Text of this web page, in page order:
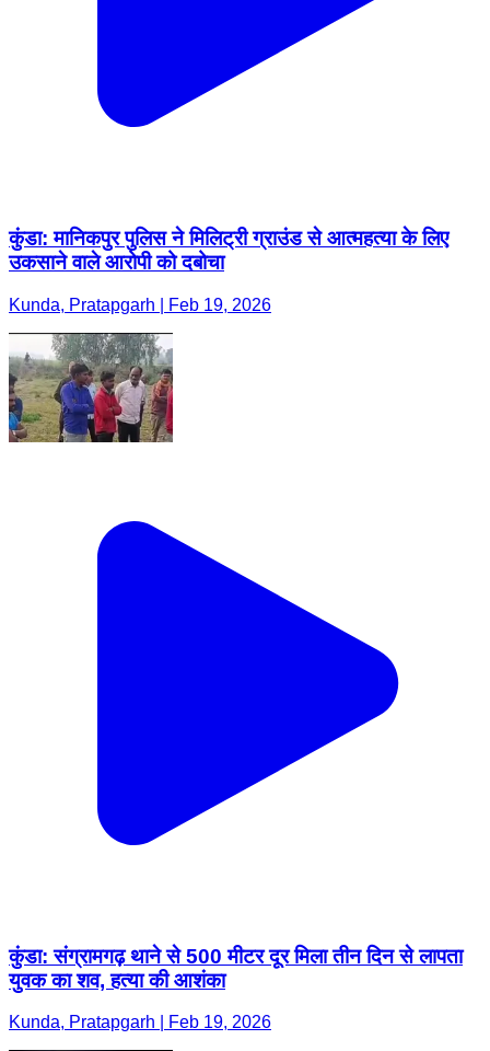
कुंडा: मानिकपुर पुलिस ने मिलिट्री ग्राउंड से आत्महत्या के लिए
उकसाने वाले आरोपी को दबोचा
Kunda, Pratapgarh | Feb 19, 2026
कुंडा: संग्रामगढ़ थाने से 500 मीटर दूर मिला तीन दिन से लापता
युवक का शव, हत्या की आशंका
Kunda, Pratapgarh | Feb 19, 2026